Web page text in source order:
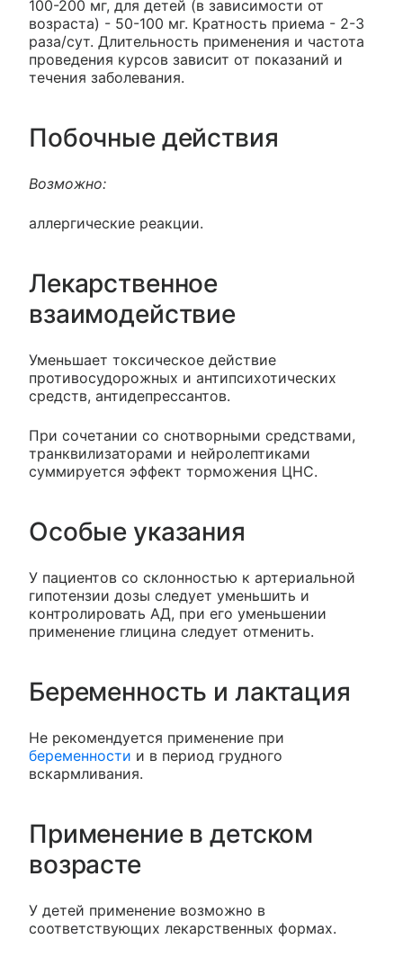
100-200 мг, для детей (в зависимости от
возраста) - 50-100 мг. Кратность приема - 2-3
раза/сут. Длительность применения и частота
проведения курсов зависит от показаний и
течения заболевания.
Побочные действия
Возможно:
аллергические реакции.
Лекарственное
взаимодействие
Уменьшает токсическое действие
противосудорожных и антипсихотических
средств, антидепрессантов.
При сочетании со снотворными средствами,
транквилизаторами и нейролептиками
суммируется эффект торможения ЦНС.
Особые указания
У пациентов со склонностью к артериальной
гипотензии дозы следует уменьшить и
контролировать АД, при его уменьшении
применение глицина следует отменить.
Беременность и лактация
Не рекомендуется применение при
беременности и в период грудного
вскармливания.
Применение в детском
возрасте
У детей применение возможно в
соответствующих лекарственных формах.